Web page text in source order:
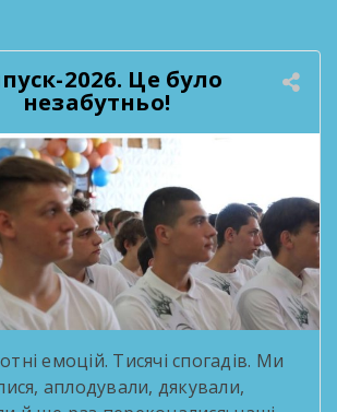
— нагода озирнутися на
і побачити, скільки цінного
зусиллями колективу. […]
2026. Це було
незабутньо!
емоцій. Тисячі спогадів. Ми
аплодували, дякували,